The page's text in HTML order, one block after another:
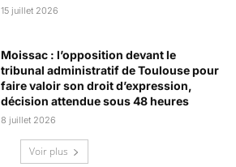
15 juillet 2026
Moissac : l’opposition devant le
tribunal administratif de Toulouse pour
faire valoir son droit d’expression,
décision attendue sous 48 heures
8 juillet 2026
Voir plus